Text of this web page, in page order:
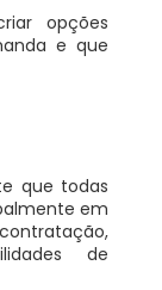
opções
e que
que todas
em
de